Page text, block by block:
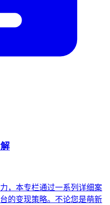
，本专栏通过一系列详细案
的变现策略。不论您是萌新